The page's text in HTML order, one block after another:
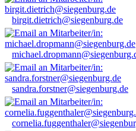
birgit.dietrich@siegenburg.de
sandra.forstner@siegenburg.de